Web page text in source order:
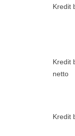
Kredit
Kredit
netto
Kredit